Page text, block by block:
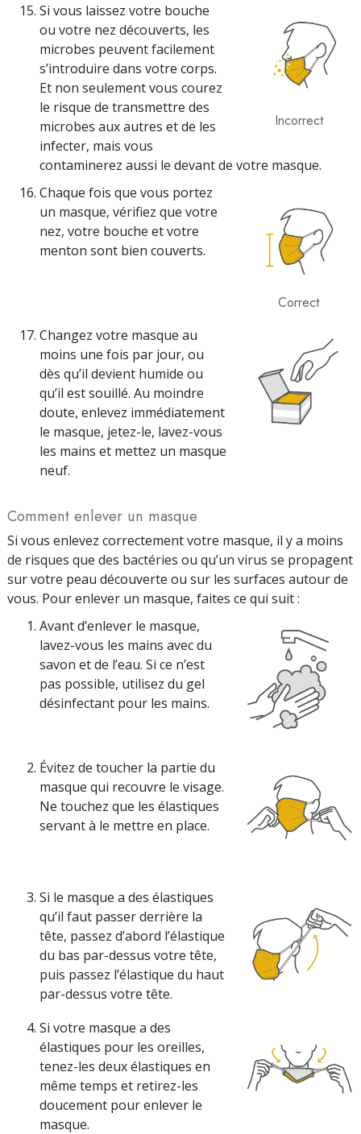
Incorrect
Si vous laissez votre bouche
ou votre nez découverts, les
microbes peuvent facilement
s’introduire dans votre corps.
Et non seulement vous courez
le risque de transmettre des
microbes aux autres et de les
infecter, mais vous
contaminerez aussi le devant de votre masque.
Correct
Chaque fois que vous portez
un masque, vérifiez que votre
nez, votre bouche et votre
menton sont bien couverts.
Changez votre masque au
moins une fois par jour, ou
dès qu’il devient humide ou
qu’il est souillé. Au moindre
doute, enlevez immédiatement
le masque, jetez-le, lavez-vous
les mains et mettez un masque
neuf.
Comment enlever un masque
Si vous enlevez correctement votre masque, il y a moins
de risques que des bactéries ou qu’un virus se propagent
sur votre peau découverte ou sur les surfaces autour de
vous. Pour enlever un masque, faites ce qui suit :
Avant d’enlever le masque,
lavez-vous les mains avec du
savon et de l’eau. Si ce n’est
pas possible, utilisez du gel
désinfectant pour les mains.
Évitez de toucher la partie du
masque qui recouvre le visage.
Ne touchez que les élastiques
servant à le mettre en place.
Si le masque a des élastiques
qu’il faut passer derrière la
tête, passez d’abord l’élastique
du bas par-dessus votre tête,
puis passez l’élastique du haut
par-dessus votre tête.
Si votre masque a des
élastiques pour les oreilles,
tenez-les deux élastiques en
même temps et retirez-les
doucement pour enlever le
masque.